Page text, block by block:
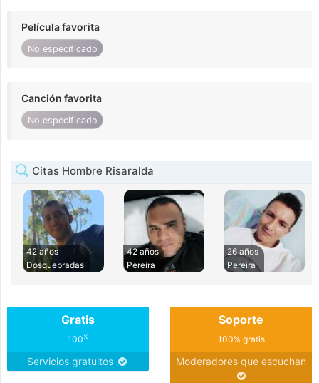
Película favorita
No especificado
Canción favorita
No especificado
Citas Hombre Risaralda
42 años
Dosquebradas
42 años
Pereira
26 años
Pereira
Gratis
100%
Servicios gratuitos
Soporte
100% gratis
Moderadores que escuchan